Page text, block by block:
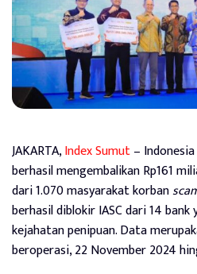
JAKARTA,Index Sumut–
berhasil mengembalikan Rp161
dari 1.070 masyarakat korban
berhasil diblokir IASC dari 14 bank
kejahatan penipuan. Data
beroperasi, 22 November 2024